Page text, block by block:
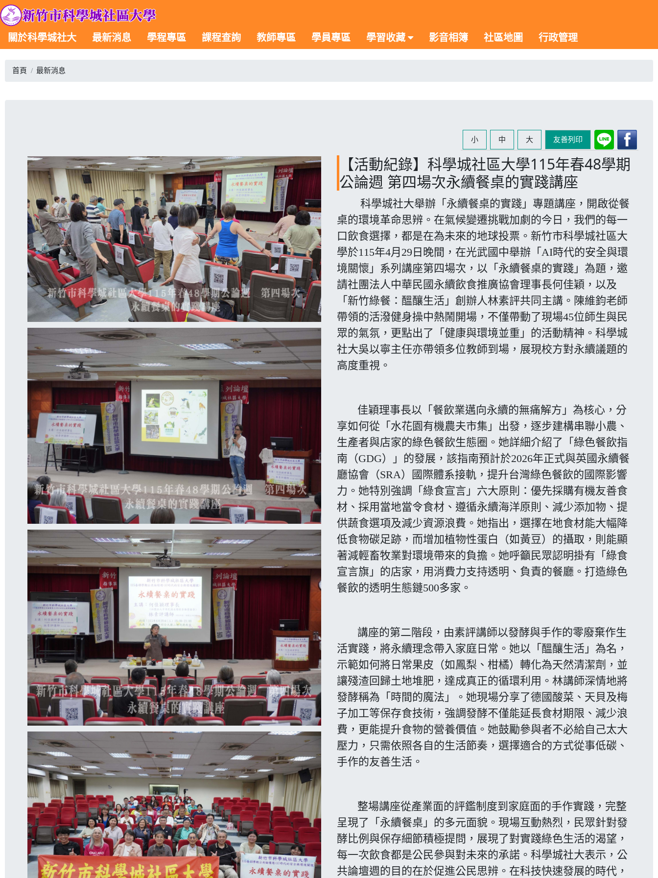
關於科學城社大 最新消息 學程專區 課程查詢 教師專區 學員專區 學習收藏 影音相簿 社區地圖 行政管理
首頁 最新消息
小 中 大 友善列印
【活動紀錄】科學城社區大學115年春48學期
公論週 第四場次永續餐桌的實踐講座
科學城社大舉辦「永續餐桌的實踐」專題講座，開啟從餐
桌的環境革命思辨。在氣候變遷挑戰加劇的今日，我們的每一
口飲食選擇，都是在為未來的地球投票。新竹市科學城社區大
學於115年4月29日晚間，在光武國中舉辦「AI時代的安全與環
境關懷」系列講座第四場次，以「永續餐桌的實踐」為題，邀
請社團法人中華民國永續飲食推廣協會理事長何佳穎，以及
「新竹綠餐：醞釀生活」創辦人林素評共同主講。陳維鈞老師
帶領的活潑健身操中熱鬧開場，不僅帶動了現場45位師生與民
眾的氣氛，更點出了「健康與環境並重」的活動精神。科學城
社大吳以寧主任亦帶領多位教師到場，展現校方對永續議題的
高度重視。
佳穎理事長以「餐飲業邁向永續的無痛解方」為核心，分
享如何從「水花園有機農夫市集」出發，逐步建構串聯小農、
生產者與店家的綠色餐飲生態圈。她詳細介紹了「綠色餐飲指
南（GDG）」的發展，該指南預計於2026年正式與英國永續餐
廳協會（SRA）國際體系接軌，提升台灣綠色餐飲的國際影響
力。她特別強調「綠食宣言」六大原則：優先採購有機友善食
材、採用當地當令食材、遵循永續海洋原則、減少添加物、提
供蔬食選項及減少資源浪費。她指出，選擇在地食材能大幅降
低食物碳足跡，而增加植物性蛋白（如黃豆）的攝取，則能顯
著減輕畜牧業對環境帶來的負擔。她呼籲民眾認明掛有「綠食
宣言旗」的店家，用消費力支持透明、負責的餐廳。打造綠色
餐飲的透明生態鏈500多家。
講座的第二階段，由素評講師以發酵與手作的零廢棄作生
活實踐，將永續理念帶入家庭日常。她以「醞釀生活」為名，
示範如何將日常果皮（如鳳梨、柑橘）轉化為天然清潔劑，並
讓殘渣回歸土地堆肥，達成真正的循環利用。林講師深情地將
發酵稱為「時間的魔法」。她現場分享了德國酸菜、天貝及梅
子加工等保存食技術，強調發酵不僅能延長食材期限、減少浪
費，更能提升食物的營養價值。她鼓勵參與者不必給自己太大
壓力，只需依照各自的生活節奏，選擇適合的方式從事低碳、
手作的友善生活。
整場講座從產業面的評鑑制度到家庭面的手作實踐，完整
呈現了「永續餐桌」的多元面貌。現場互動熱烈，民眾針對發
酵比例與保存細節積極提問，展現了對實踐綠色生活的渴望，
每一次飲食都是公民參與對未來的承諾。科學城社大表示，公
共論壇週的目的在於促進公民思辨。在科技快速發展的時代，